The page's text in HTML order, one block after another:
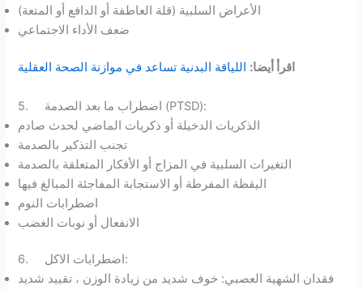
الأعراض السلبية (قلة العاطفة أو الدافع أو المتعة)
ضعف الأداء الاجتماعي
اقرأ أيضا: اللياقة البدنية تساعد في موازنة الصحة العقلية
5. اضطراب ما بعد الصدمة (PTSD):
الذكريات الدخيلة أو ذكريات الماضي لحدث صادم
تجنب التذكير بالصدمة
التغيرات السلبية في المزاج أو الأفكار المتعلقة بالصدمة
اليقظة المفرطة أو الاستجابة المفاجئة المبالغ فيها
اضطرابات النوم
الانفعال أو نوبات الغضب
6. اضطرابات الاكل:
فقدان الشهية العصبي: خوف شديد من زيادة الوزن ، تقييد شديد